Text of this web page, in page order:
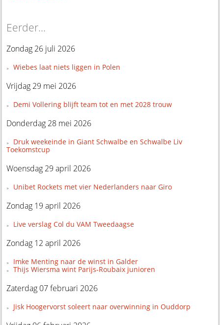
Eerder...
Zondag 26 juli 2026
Wiebes laat niets liggen in Polen
Vrijdag 29 mei 2026
Demi Vollering blijft team tot en met 2028 trouw
Donderdag 28 mei 2026
Druk weekeinde in Giant Schwalbe en Schwalbe Liv
Toekomstcup
Woensdag 29 april 2026
Unibet Rockets met vier Nederlanders naar Giro
Zondag 19 april 2026
Live verslag Col du VAM Tweedaagse
Zondag 12 april 2026
Imke Menting naar de winst in Galder
Thijs Wiersma wint Parijs-Roubaix junioren
Zaterdag 07 februari 2026
Jisk Hoogervorst soleert naar overwinning in Ouddorp